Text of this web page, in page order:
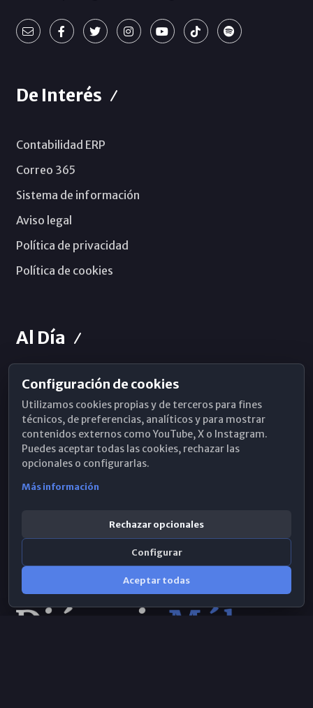
De Interés
Contabilidad ERP
Correo 365
Sistema de información
Aviso legal
Política de privacidad
Política de cookies
Al Día
Horarios de Misa
Hemeroteca
WhatsApp
Configuración de cookies
Utilizamos cookies propias y de terceros para fines
técnicos, de preferencias, analíticos y para mostrar
contenidos externos como YouTube, X o Instagram.
Puedes aceptar todas las cookies, rechazar las
opcionales o configurarlas.
Más información
Rechazar opcionales
Configurar
Aceptar todas